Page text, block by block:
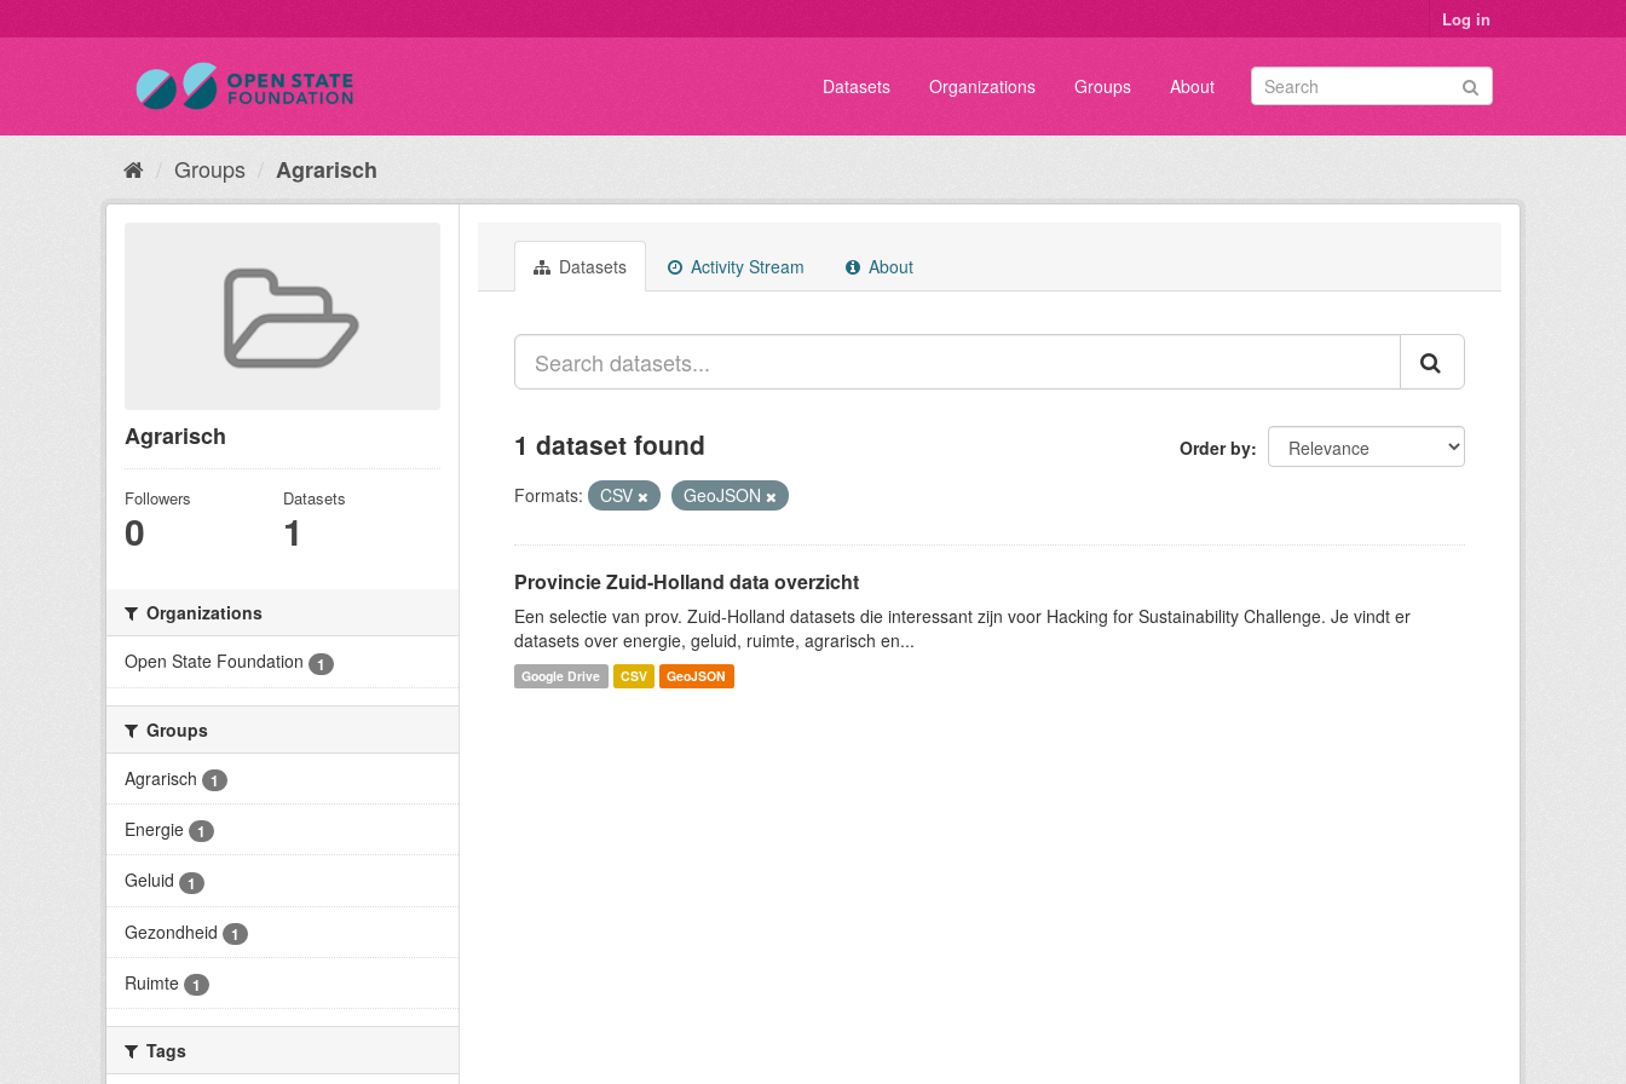
Log in
Datasets Organizations Groups About
Groups Agrarisch
Agrarisch
Followers
0
Datasets
1
Organizations
Open State Foundation
1
Groups
Agrarisch
1
Energie 1
Geluid 1
Gezondheid 1
Ruimte 1
Tags
Datasets Activity Stream About
Order by
1 dataset found
Formats: CSV GeoJSON
Provincie Zuid-Holland data overzicht
Een selectie van prov. Zuid-Holland datasets die interessant zijn voor Hacking for Sustainability Challenge. Je vindt er
datasets over energie, geluid, ruimte, agrarisch en...
Google Drive CSV GeoJSON